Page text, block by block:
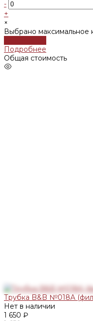
-
+
×
Выбрано максимальное
Подробнее
Общая стоимость
Трубка B&B №018A
Нет в наличии
1 650 ₽